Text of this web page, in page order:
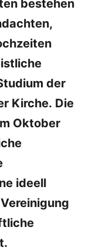
bestehen
der
Kirche. Die
Oktober
ideell